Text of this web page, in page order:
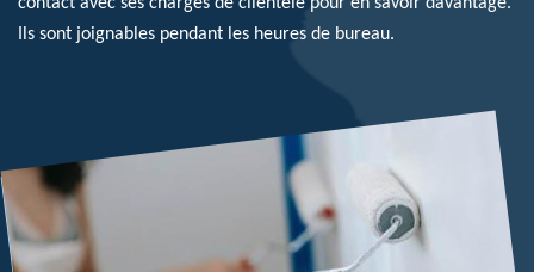
Ils sont joignables pendant les heures de bureau.